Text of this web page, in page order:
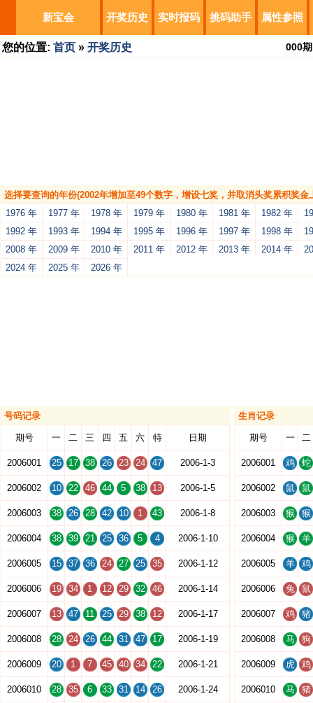
新宝会 开奖历史 实时报码 挑码助手 属性参照
您的位置: 首页 » 开奖历史 000期
选择要查询的年份(2002年增加至49个数字，增设七奖，并取消头奖累积奖
1976 年
1977 年 1978 年 1979 年 1980 年 1981 年 1982 年
1992 年
1993 年 1994 年 1995 年 1996 年 1997 年 1998 年
2008 年
2009 年 2010 年 2011 年 2012 年 2013 年 2014 年
2024 年
2025 年 2026 年
号码记录
期号 一 二 三 四 五 六 特 日期
2006001 25 17 38 26 23 24 47 2006-1-3
2006002 10 22 46 44 5 38 13 2006-1-5
2006003 38 26 28 42 10 1 43 2006-1-8
2006004 38 39 21 25 36 5 4 2006-1-10
2006005 15 37 36 24 27 25 35 2006-1-12
2006006 19 34 1 12 29 32 46 2006-1-14
2006007 13 47 11 25 29 38 12 2006-1-17
2006008 28 24 26 44 31 47 17 2006-1-19
2006009 20 1 7 45 40 34 22 2006-1-21
2006010 28 35 6 33 31 14 26 2006-1-24
生肖记录
期号 一 二
2006001 鸡 蛇
2006002 鼠 鼠
2006003 猴 猴
2006004 猴 羊
2006005 羊 鸡
2006006 兔 鼠
2006007 鸡 猪
2006008 马 狗
2006009 虎 鸡
2006010 马 猪